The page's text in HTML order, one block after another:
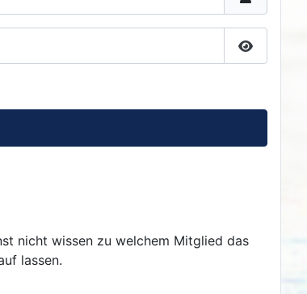
Passwort
nicht wissen zu welchem Mitglied das
lassen.